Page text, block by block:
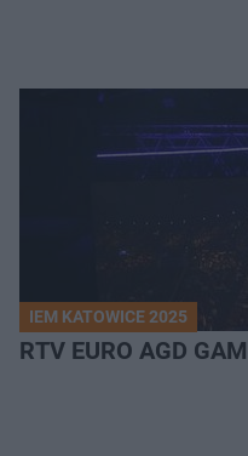
IEM KATOWICE 2025
RTV EURO AGD